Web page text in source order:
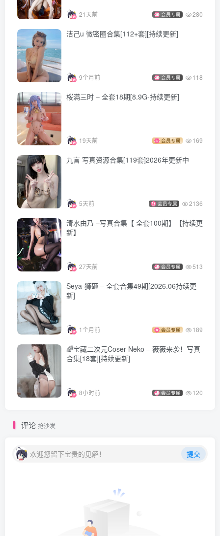
[9.18]
ElyEE子 – NO.179 2024年07月订阅 (3套)[76P-6V-220.9M]
[9.17]
ElyEE子 – NO.178 2024年06月订阅 (3套)[56P-144.1M]
[7.24]
ElyEE子 – NO.177 24.June-Tier B.Dorothy Nostalgia Alt[15P-
23.8M]
ElyEE子 – NO.176 24.June-Tier A.Dorothy Nostalgia[15P-
19.2M]
ElyEE子 – NO.175 24.June-Tier C.Mary Bay Goddess[25P-
28.2M]
[7.22]
ElyEE子 – NO.174 Toki JK seifuku 制服 [17P1V-67MB]
[7.20]
ElyEE子 – NO.173 2024.June-Tier 3 [55P-143MB]
[7.15]
ElyEE子 – NO.172 Toki Maid Mode 2 [26P2V-87MB]
ElyEE子 – NO.171 Toki Maid Mode 1 [16P1V-41MB]
[7.13]
ElyEE子 – NO.170 Veranda White Cat緣廊白貓 [33P2V-
ElyEE子 – NO.169 Veranda Black Cat緣廊黑貓 [37P2V-
21天前 会员专属 280
洁己u 微密圈合集[112+套][持续更新]
9个月前 会员专属 118
桜满三时 – 全套18期[8.9G-持续更新]
19天前 会员专属 169
九言 写真资源合集[119套]2026年更新中
5天前 会员专属 2136
清水由乃 –写真合集【 全套100期】【持续更
新】
27天前 会员专属 513
Seya-狮砸 – 全套合集49期[2026.06持续更
新]
1个月前 会员专属 189
🌈宝藏二次元Coser Neko – 薇薇来袭！写真
合集[18套][持续更新]
8小时前 会员专属 120
评论 抢沙发
欢迎您留下宝贵的见解！ 提交